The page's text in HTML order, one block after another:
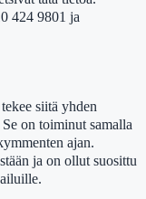
424 9801 ja
siitä yhden
on toiminut samalla
ajan.
ja on ollut suosittu